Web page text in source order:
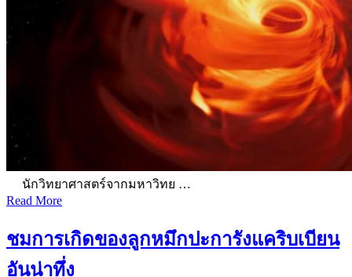
นักวิทยาศาสตร์จากมหาวิทย …
Read More
ชมการเกิดของลูกหมึกปะการังแคริบเบียน
อันน่าทึ่ง